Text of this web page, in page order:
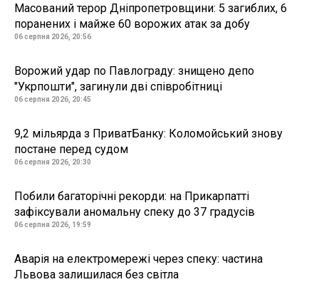
Масований терор Дніпропетровщини: 5 загиблих, 6
поранених і майже 60 ворожих атак за добу
06 серпня 2026, 20:56
Ворожий удар по Павлограду: знищено депо
"Укрпошти", загинули дві співробітниці
06 серпня 2026, 20:45
9,2 мільярда з ПриватБанку: Коломойський знову
постане перед судом
06 серпня 2026, 20:30
Побили багаторічні рекорди: на Прикарпатті
зафіксували аномальну спеку до 37 градусів
06 серпня 2026, 19:59
Аварія на електромережі через спеку: частина
Львова залишилася без світла